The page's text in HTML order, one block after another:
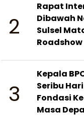
2
Rapat
Dibawah
Sulsel
3
Kepala
Seribu
Fondasi
Masa